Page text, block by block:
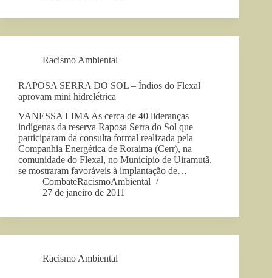
Racismo Ambiental
RAPOSA SERRA DO SOL – Índios do Flexal
aprovam mini hidrelétrica
VANESSA LIMA As cerca de 40 lideranças
indígenas da reserva Raposa Serra do Sol que
participaram da consulta formal realizada pela
Companhia Energética de Roraima (Cerr), na
comunidade do Flexal, no Município de Uiramutã,
se mostraram favoráveis à implantação de…
CombateRacismoAmbiental
27 de janeiro de 2011
Racismo Ambiental